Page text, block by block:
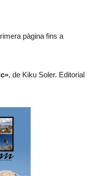
pàgina fins a
, de Kiku Soler. Editorial